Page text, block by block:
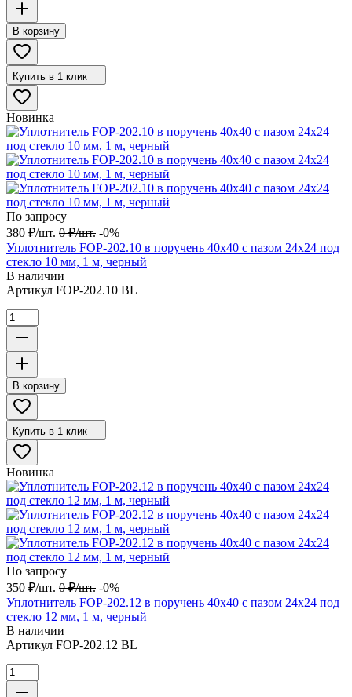
В корзину
Купить в 1 клик
Новинка
По запросу
380 ₽/шт. 0 ₽/шт. -0%
Уплотнитель FOP-202.10 в поручень 40х40 с пазом 24х24 под
стекло 10 мм, 1 м, черный
В наличии
Артикул FOP-202.10 BL
В корзину
Купить в 1 клик
Новинка
По запросу
350 ₽/шт. 0 ₽/шт. -0%
Уплотнитель FOP-202.12 в поручень 40х40 с пазом 24х24 под
стекло 12 мм, 1 м, черный
В наличии
Артикул FOP-202.12 BL